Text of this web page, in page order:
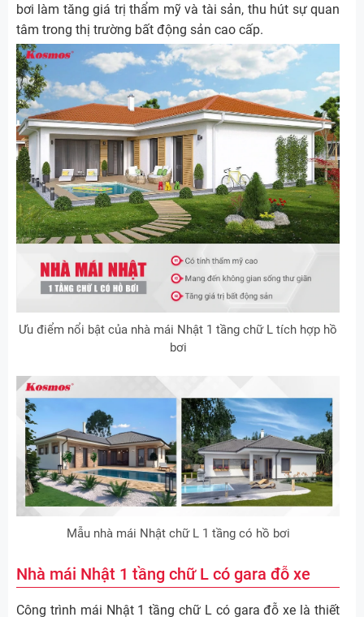
bơi làm tăng giá trị thẩm mỹ và tài sản, thu hút sự quan
tâm trong thị trường bất động sản cao cấp.
Ưu điểm nổi bật của nhà mái Nhật 1 tầng chữ L tích hợp hồ
bơi
Mẫu nhà mái Nhật chữ L 1 tầng có hồ bơi
Nhà mái Nhật 1 tầng chữ L có gara đỗ xe
Công trình mái Nhật 1 tầng chữ L có gara đỗ xe là thiết